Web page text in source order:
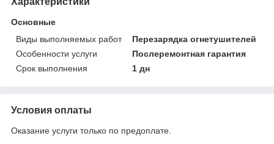
Основные
Виды выполняемых работ
Перезарядка огнетушителей
Особенности услуги
Послеремонтная гарантия
Срок выполнения
1 дн
Условия оплаты
Оказание услуги только по предоплате.